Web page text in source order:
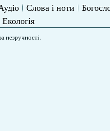
Слова і ноти
Екологія
незручності.